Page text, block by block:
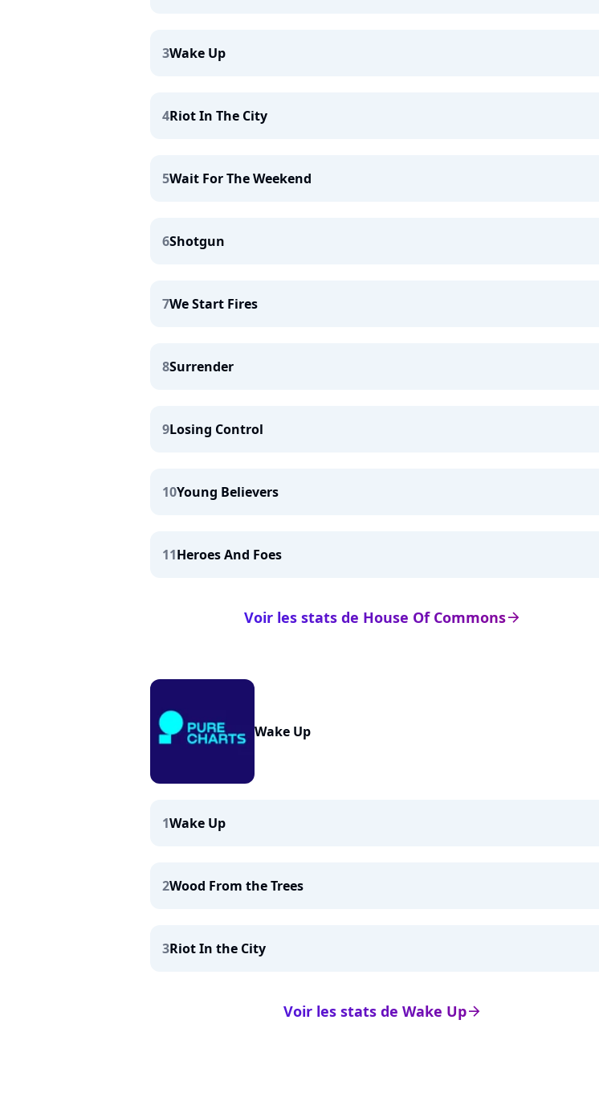
3Wake Up
4Riot In The City
5Wait For The Weekend
6Shotgun
7We Start Fires
8Surrender
9Losing Control
10Young Believers
11Heroes And Foes
arrow_right
Voir les stats de House Of Commons
Wake Up
1Wake Up
2Wood From the Trees
3Riot In the City
arrow_right
Voir les stats de Wake Up